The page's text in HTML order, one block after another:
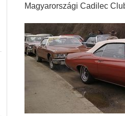
Magyarországi Cadilec